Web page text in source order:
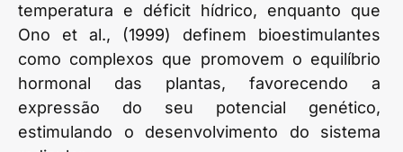
temperatura e déficit hídrico, enquanto que
Ono et al., (1999) definem bioestimulantes
como complexos que promovem o equilíbrio
hormonal das plantas, favorecendo a
expressão do seu potencial genético,
estimulando o desenvolvimento do sistema